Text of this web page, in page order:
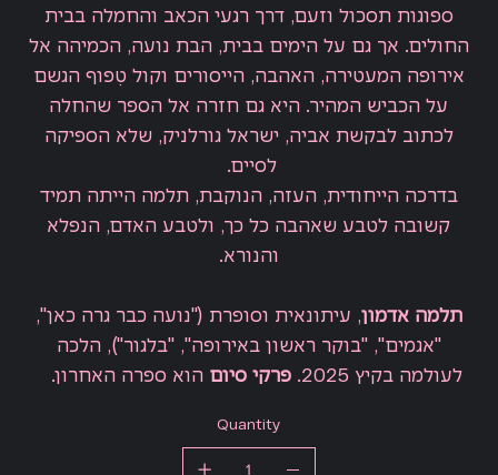
ספוגות תסכול וזעם, דרך רגעי הכאב והחמלה בבית
החולים. אך גם על הימים בבית, הבת נועה, הכמיהה אל
אירופה המעטירה, האהבה, הייסורים וקול טִפוף הגשם
על הכביש המהיר. היא גם חזרה אל הספר שהחלה
לכתוב לבקשת אביה, ישראל גורלניק, שלא הספיקה
לסיים.
בדרכה הייחודית, העזה, הנוקבת, תלמה הייתה תמיד
קשובה לטבע שאהבה כל כך, ולטבע האדם, הנפלא
והנורא.
תלמה אדמון, עיתונאית וסופרת ("נועה כבר גרה כאן",
"אגמים", "בוקר ראשון באירופה", "בלגור"), הלכה
לעולמה בקיץ 2025.
פרקי סיום הוא ספרה האחרון.
Quantity